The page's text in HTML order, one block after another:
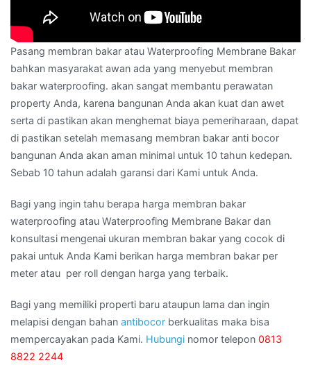
Pasang membran bakar atau Waterproofing Membrane Bakar
bahkan masyarakat awan ada yang menyebut membran
bakar waterproofing. akan sangat membantu perawatan
property Anda, karena bangunan Anda akan kuat dan awet
serta di pastikan akan menghemat biaya pemeriharaan, dapat
di pastikan setelah memasang membran bakar anti bocor
bangunan Anda akan aman minimal untuk 10 tahun kedepan.
Sebab 10 tahun adalah garansi dari Kami untuk Anda.
Bagi yang ingin tahu berapa harga membran bakar
waterproofing atau Waterproofing Membrane Bakar dan
konsultasi mengenai ukuran membran bakar yang cocok di
pakai untuk Anda Kami berikan harga membran bakar per
meter atau per roll dengan harga yang terbaik.
Bagi yang memiliki properti baru ataupun lama dan ingin
melapisi dengan bahan antibocor berkualitas maka bisa
mempercayakan pada Kami. Hubungi nomor telepon 0813
8822 2244